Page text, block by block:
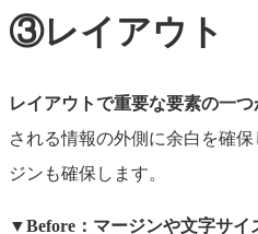
③レイアウト
レイアウトで重要な要素の一
される情報の外側に余白を確保
ジンも確保します。
▼Before：マージンや文字サイ